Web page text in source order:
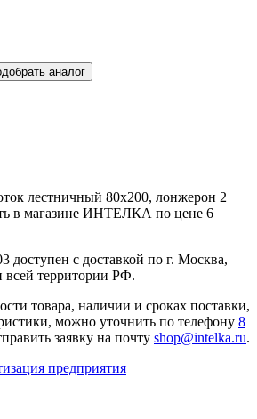
аналог
лестничный 80х200, лонжерон 2
в магазине ИНТЕЛКА по цене 6
с доставкой по г. Москва,
всей территории РФ.
товара, наличии и сроках поставки,
можно уточнить по телефону 8
заявку на почту shop@intelka.ru.
предприятия